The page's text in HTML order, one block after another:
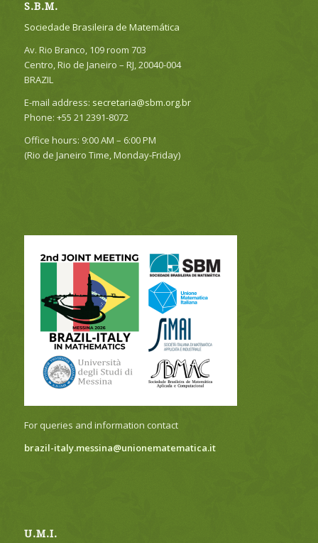
S.B.M.
Sociedade Brasileira de Matemática
Av. Rio Branco, 109 room 703
Centro, Rio de Janeiro – RJ, 20040-004
BRAZIL
E-mail address: secretaria@sbm.org.br
Phone: +55 21 2391-8072
Office hours: 9:00 AM – 6:00 PM
(Rio de Janeiro Time, Monday-Friday)
For queries and information contact
brazil-italy.messina@unionematematica.it
U.M.I.